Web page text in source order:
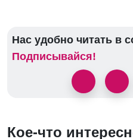
Нас удобно читать в
Подписывайся!
Кое-что